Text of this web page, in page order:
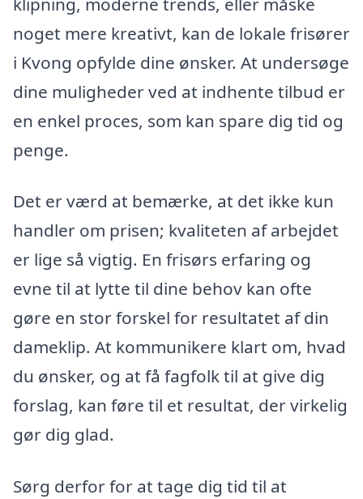
noget mere kreativt, kan de lokale frisører
i Kvong opfylde dine ønsker. At undersøge
dine muligheder ved at indhente tilbud er
en enkel proces, som kan spare dig tid og
penge.
Det er værd at bemærke, at det ikke kun
handler om prisen; kvaliteten af arbejdet
er lige så vigtig. En frisørs erfaring og
evne til at lytte til dine behov kan ofte
gøre en stor forskel for resultatet af din
dameklip. At kommunikere klart om, hvad
du ønsker, og at få fagfolk til at give dig
forslag, kan føre til et resultat, der virkelig
gør dig glad.
Sørg derfor for at tage dig tid til at